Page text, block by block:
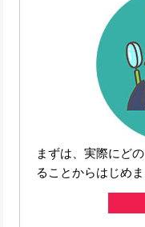
まずは、実際にど
ることからはじめ